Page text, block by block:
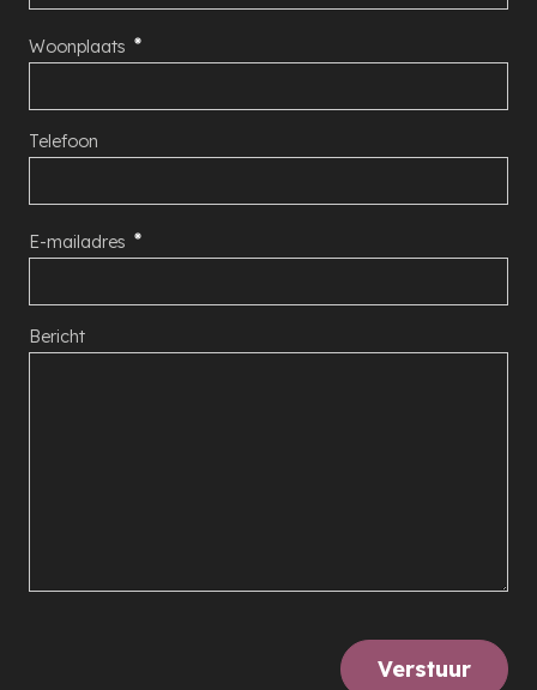
Woonplaats
Telefoon
E-mailadres
Bericht
Verstuur